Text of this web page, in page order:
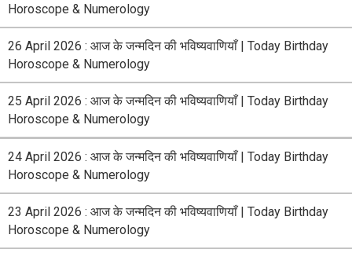
Horoscope & Numerology
26 April 2026 : आज के जन्मदिन की भविष्यवाणियाँ | Today Birthday
Horoscope & Numerology
25 April 2026 : आज के जन्मदिन की भविष्यवाणियाँ | Today Birthday
Horoscope & Numerology
24 April 2026 : आज के जन्मदिन की भविष्यवाणियाँ | Today Birthday
Horoscope & Numerology
23 April 2026 : आज के जन्मदिन की भविष्यवाणियाँ | Today Birthday
Horoscope & Numerology